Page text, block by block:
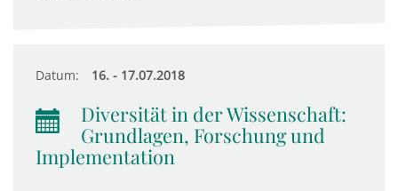
Datum: 16. - 17.07.2018
Diversität in der Wissenschaft:
Grundlagen, Forschung und
Implementation